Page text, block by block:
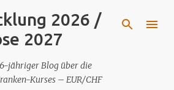
zum Hauptbereich
2026 /
2027
jähriger Blog über die
Kurses – EUR/CHF